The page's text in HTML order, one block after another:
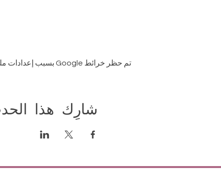
تم حظر خرائط Google بسبب إعدادات ملفات تعريف الارتباط التحليلية والوظيفية لديك.
شارِك هذا